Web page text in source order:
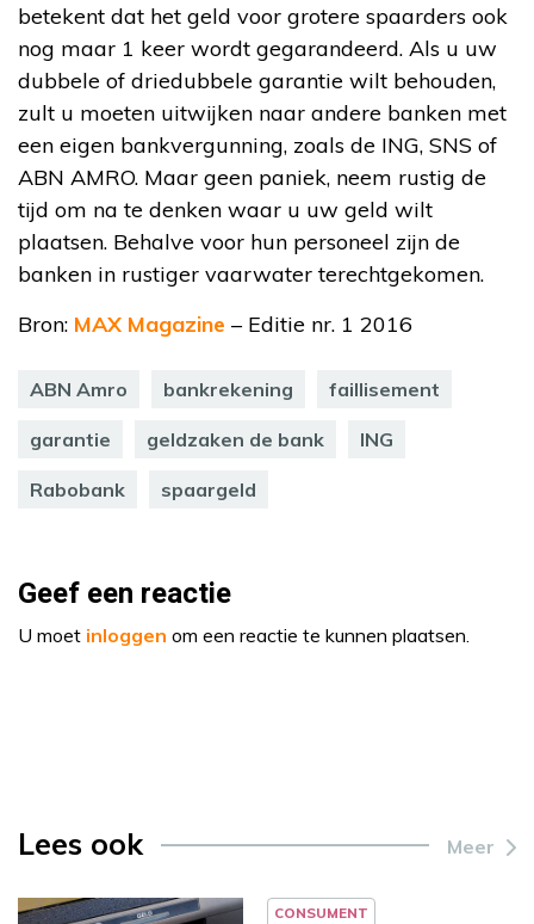
betekent dat het geld voor grotere spaarders ook
nog maar 1 keer wordt gegarandeerd. Als u uw
dubbele of driedubbele garantie wilt behouden,
zult u moeten uitwijken naar andere banken met
een eigen bankvergunning, zoals de ING, SNS of
ABN AMRO. Maar geen paniek, neem rustig de
tijd om na te denken waar u uw geld wilt
plaatsen. Behalve voor hun personeel zijn de
banken in rustiger vaarwater terechtgekomen.
Bron: MAX Magazine – Editie nr. 1 2016
ABN Amro bankrekening faillisement
garantie geldzaken de bank ING
Rabobank spaargeld
Geef een reactie
U moet inloggen om een reactie te kunnen plaatsen.
Lees ook Meer
CONSUMENT